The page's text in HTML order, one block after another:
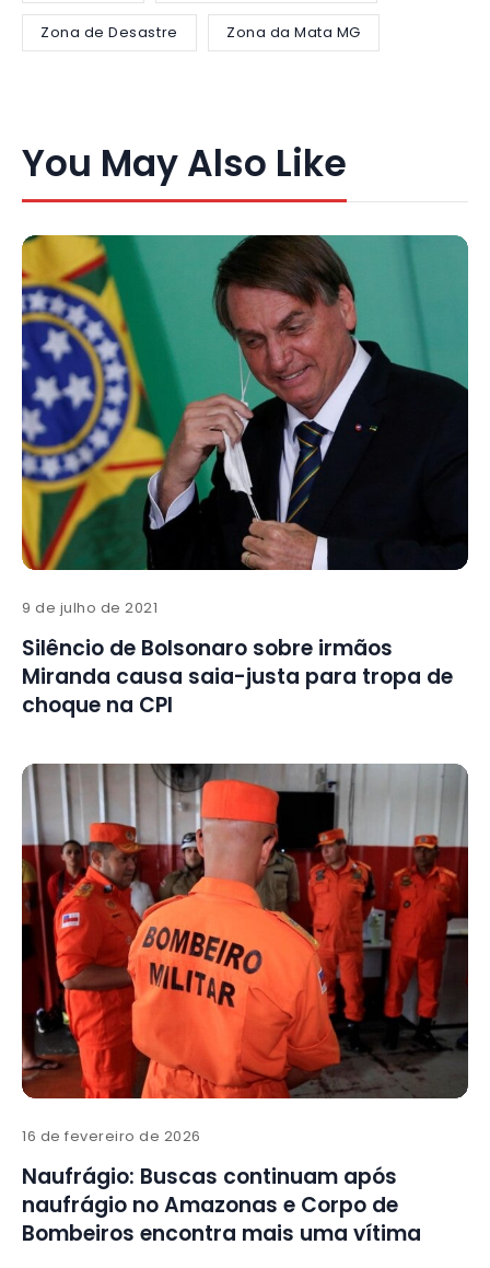
Zona de Desastre Zona da Mata MG
You May Also Like
9 de julho de 2021
Silêncio de Bolsonaro sobre irmãos
Miranda causa saia-justa para tropa de
choque na CPI
16 de fevereiro de 2026
Naufrágio: Buscas continuam após
naufrágio no Amazonas e Corpo de
Bombeiros encontra mais uma vítima